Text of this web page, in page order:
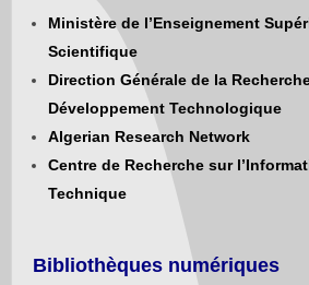
Ministère de l’Enseignement
Scientifique
Direction Générale de la
Développement Technologique
Algerian Research Network
Centre de Recherche sur
Technique
Bibliothèques numériques